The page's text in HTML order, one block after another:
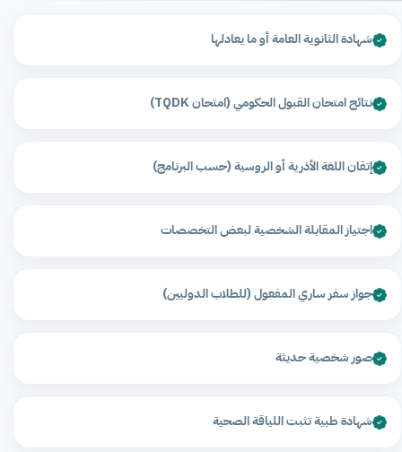
شهادة الثانوية العامة أو ما يعادلها
نتائج امتحان القبول الحكومي (امتحان TQDK)
إتقان اللغة الأذرية أو الروسية (حسب البرنامج)
اجتياز المقابلة الشخصية لبعض التخصصات
جواز سفر ساري المفعول (للطلاب الدوليين)
صور شخصية حديثة
شهادة طبية تثبت اللياقة الصحية